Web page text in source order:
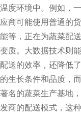
度环境中。例如
可能使用普通的
等，正在为蔬菜
质。大数据技术
的效率，还降低
生长条件和品质
名的蔬菜生产基
的配送模式，这